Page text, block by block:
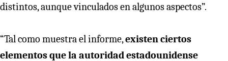
distintos, aunque vinculados en algunos aspectos”.
“Tal como muestra el informe,existen ciertos
elementos que la autoridad estadounidense